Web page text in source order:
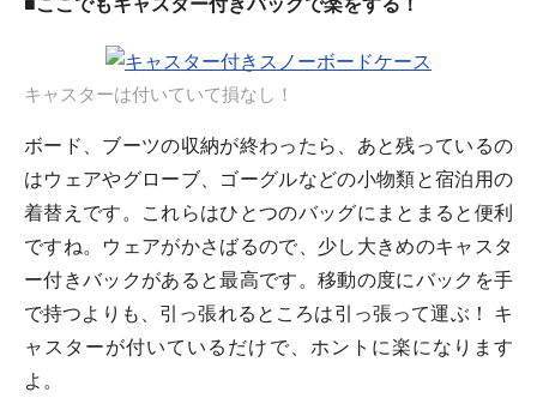
キャスターは付いていて損なし！
ボード、ブーツの収納が終わったら、あと残っているの
はウェアやグローブ、ゴーグルなどの小物類と宿泊用の
着替えです。これらはひとつのバッグにまとまると便利
ですね。ウェアがかさばるので、少し大きめのキャスタ
ー付きバックがあると最高です。移動の度にバックを手
で持つよりも、引っ張れるところは引っ張って運ぶ！ キ
ャスターが付いているだけで、ホントに楽になります
よ。